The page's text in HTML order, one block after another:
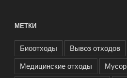
МЕТКИ
Биоотходы Вывоз отходов
Медицинские отходы
Мусор